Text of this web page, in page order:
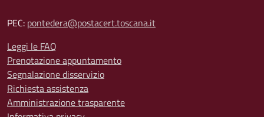
PEC: pontedera@postacert.toscana.it
Leggi le FAQ
Prenotazione appuntamento
Segnalazione disservizio
Richiesta assistenza
Amministrazione trasparente